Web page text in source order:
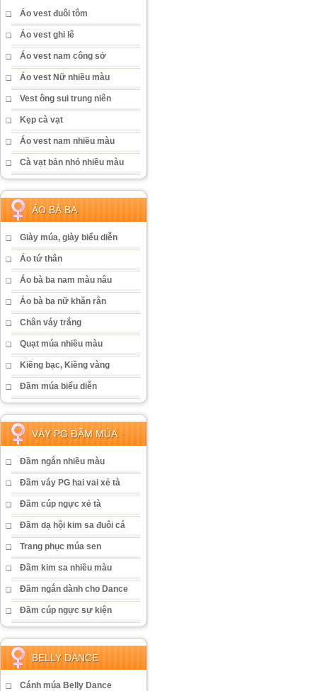
Áo vest đuôi tôm
Áo vest ghi lê
Áo vest nam công sở
Áo vest Nữ nhiều màu
Vest ông sui trung niên
Kẹp cà vạt
Áo vest nam nhiều màu
Cà vạt bản nhỏ nhiều màu
ÁO BÀ BA
Giày múa, giày biểu diễn
Áo tứ thân
Áo bà ba nam màu nâu
Áo bà ba nữ khăn rằn
Chân váy trắng
Quạt múa nhiều màu
Kiềng bạc, Kiềng vàng
Đầm múa biểu diễn
VÁY PG ĐẦM MÚA
Đầm ngắn nhiều màu
Đầm váy PG hai vai xẻ tà
Đầm cúp ngực xẻ tà
Đầm dạ hội kim sa đuôi cá
Trang phục múa sen
Đầm kim sa nhiều màu
Đầm ngắn dành cho Dance
Đầm cúp ngực sự kiện
BELLY DANCE
Cánh múa Belly Dance